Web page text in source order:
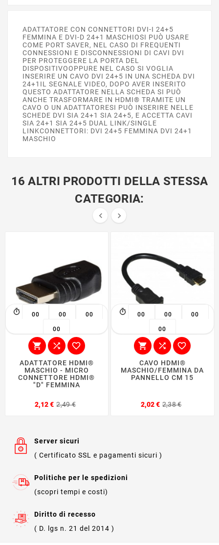
ADATTATORE CON CONNETTORI DVI-I 24+5
FEMMINA E DVI-D 24+1 MASCHIOSI PUÒ USARE
COME PORT SAVER, NEL CASO DI FREQUENTI
CONNESSIONI E DISCONNESSIONI DI CAVI DVI
PER PROTEGGERE LA PORTA DEL
DISPOSITIVOOPPURE NEL CASO SI VOGLIA
INSERIRE UN CAVO DVI 24+5 IN UNA SCHEDA DVI
24+1IL SEGNALE VIDEO, DOPO AVER INSERITO
QUESTO ADATTATORE NELLA SCHEDA SI PUÒ
ANCHE TRASFORMARE IN HDMI® TRAMITE UN
CAVO O UN ADATTATORESI PUÒ INSERIRE NELLE
SCHEDE DVI SIA 24+1 SIA 24+5, E ACCETTA CAVI
SIA 24+1 SIA 24+5 DUAL LINK/SINGLE
LINKCONNETTORI: DVI 24+5 FEMMINA DVI 24+1
MASCHIO
16 ALTRI PRODOTTI DELLA STESSA
CATEGORIA:
 
00 00 00
00
  
ADATTATORE HDMI®
MASCHIO - MICRO
CONNETTORE HDMI®
"D" FEMMINA
2,12 € 2,49 €
00 00 00
00
  
CAVO HDMI®
MASCHIO/FEMMINA DA
PANNELLO CM 15
2,02 € 2,38 €
Server sicuri
( Certificato SSL e pagamenti sicuri )
Politiche per le spedizioni
(scopri tempi e costi)
Diritto di recesso
( D. lgs n. 21 del 2014 )